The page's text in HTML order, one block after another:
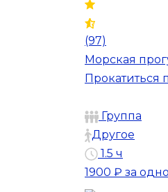
(97)
Морская
Прокатиться
Группа
Другое
1.5 ч
1900 ₽ за